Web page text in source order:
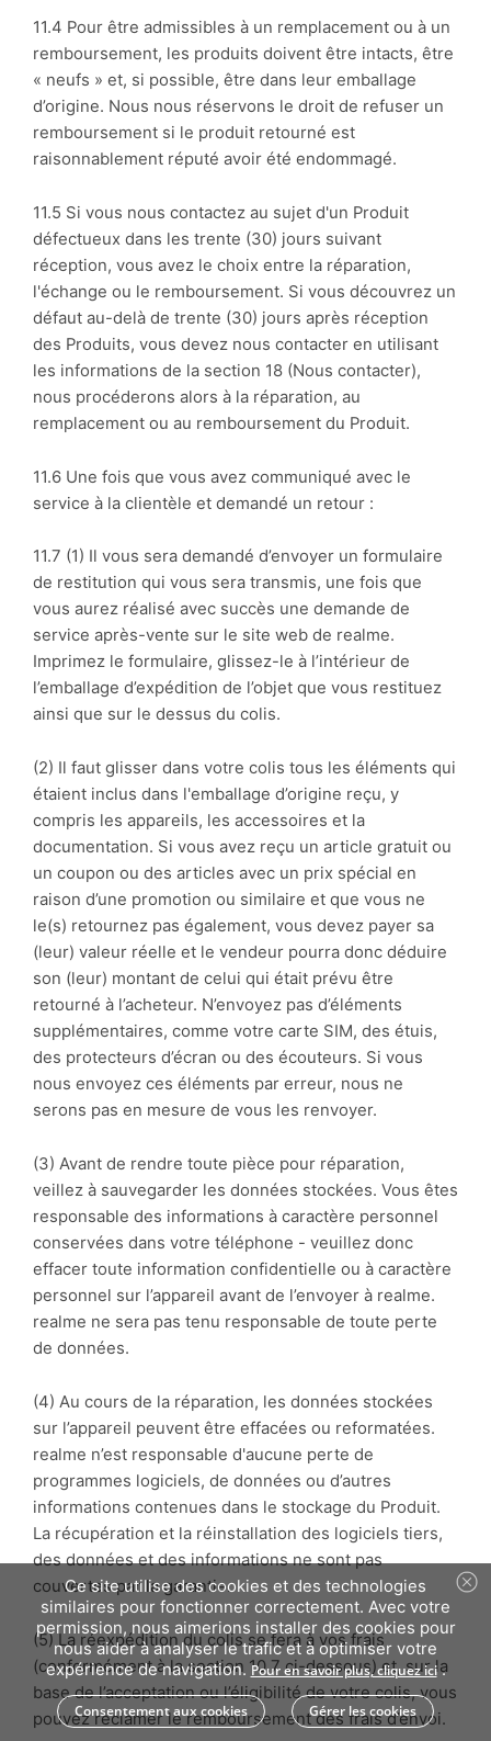
11.4 Pour être admissibles à un remplacement ou à un
remboursement, les produits doivent être intacts, être
« neufs » et, si possible, être dans leur emballage
d’origine. Nous nous réservons le droit de refuser un
remboursement si le produit retourné est
raisonnablement réputé avoir été endommagé.
11.5 Si vous nous contactez au sujet d'un Produit
défectueux dans les trente (30) jours suivant
réception, vous avez le choix entre la réparation,
l'échange ou le remboursement. Si vous découvrez un
défaut au-delà de trente (30) jours après réception
des Produits, vous devez nous contacter en utilisant
les informations de la section 18 (Nous contacter),
nous procéderons alors à la réparation, au
remplacement ou au remboursement du Produit.
11.6 Une fois que vous avez communiqué avec le
service à la clientèle et demandé un retour :
11.7 (1) Il vous sera demandé d’envoyer un formulaire
de restitution qui vous sera transmis, une fois que
vous aurez réalisé avec succès une demande de
service après-vente sur le site web de realme.
Imprimez le formulaire, glissez-le à l’intérieur de
l’emballage d’expédition de l’objet que vous restituez
ainsi que sur le dessus du colis.
(2) Il faut glisser dans votre colis tous les éléments qui
étaient inclus dans l'emballage d’origine reçu, y
compris les appareils, les accessoires et la
documentation. Si vous avez reçu un article gratuit ou
un coupon ou des articles avec un prix spécial en
raison d’une promotion ou similaire et que vous ne
le(s) retournez pas également, vous devez payer sa
(leur) valeur réelle et le vendeur pourra donc déduire
son (leur) montant de celui qui était prévu être
retourné à l’acheteur. N’envoyez pas d’éléments
supplémentaires, comme votre carte SIM, des étuis,
des protecteurs d’écran ou des écouteurs. Si vous
nous envoyez ces éléments par erreur, nous ne
serons pas en mesure de vous les renvoyer.
(3) Avant de rendre toute pièce pour réparation,
veillez à sauvegarder les données stockées. Vous êtes
responsable des informations à caractère personnel
conservées dans votre téléphone - veuillez donc
effacer toute information confidentielle ou à caractère
personnel sur l’appareil avant de l’envoyer à realme.
realme ne sera pas tenu responsable de toute perte
de données.
(4) Au cours de la réparation, les données stockées
sur l’appareil peuvent être effacées ou reformatées.
realme n’est responsable d'aucune perte de
programmes logiciels, de données ou d’autres
informations contenues dans le stockage du Produit.
La récupération et la réinstallation des logiciels tiers,
des données et des informations ne sont pas
couvertes par la garantie.
(5) La réexpédition du colis se fera à vos frais
(conformément à la section 10.7 ci-dessous) et, sur la
base de l’acceptation ou l’éligibilité de votre colis, vous
pouvez réclamer le remboursement des frais d’envoi.
Ce site utilise des cookies et des technologies
similaires pour fonctionner correctement. Avec votre
permission, nous aimerions installer des cookies pour
nous aider à analyser le trafic et à optimiser votre
expérience de navigation.Pour en savoir plus, cliquez ici.
Consentement aux cookies Gérer les cookies